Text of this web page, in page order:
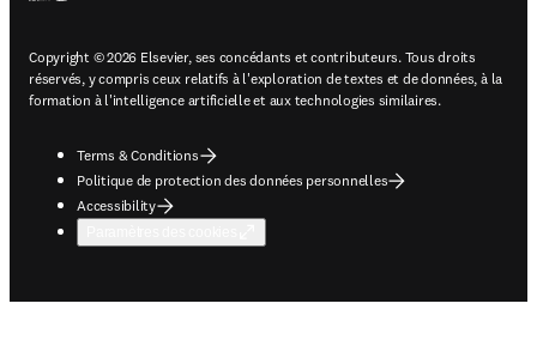
Copyright © 2026 Elsevier, ses concédants et contributeurs. Tous droits
réservés, y compris ceux relatifs à l'exploration de textes et de données, à la
formation à l'intelligence artificielle et aux technologies similaires.
Terms & Conditions
Politique de protection des données personnelles
Accessibility